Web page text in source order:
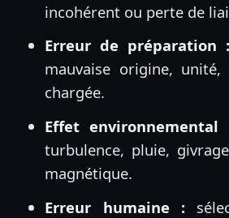
incohérent ou perte de
Erreur de préparation :
mauvaise origine,
chargée.
Effet environnemental
turbulence, pluie,
magnétique.
Erreur humaine :